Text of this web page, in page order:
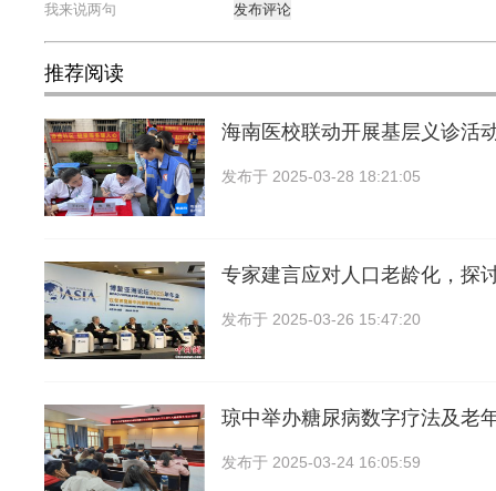
发布评论
推荐阅读
海南医校联动开展基层义诊活
发布于 2025-03-28 18:21:05
专家建言应对人口老龄化，探
发布于 2025-03-26 15:47:20
琼中举办糖尿病数字疗法及老
发布于 2025-03-24 16:05:59